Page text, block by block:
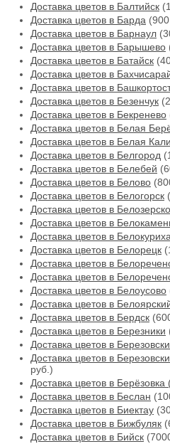
Доставка цветов в Балтийск
Доставка цветов в Барда
Доставка цветов в Барнаул
Доставка цветов в Барышево
Доставка цветов в Батайск
Доставка цветов в
Доставка цветов в
Доставка цветов в Безенчук
Доставка цветов в Бекренево
Доставка цветов в Белая
Доставка цветов в Белая
Доставка цветов в Белгород
Доставка цветов в Белебей
Доставка цветов в Белово
Доставка цветов в Белогорск
Доставка цветов в
Доставка цветов в
Доставка цветов в Белокуриха
Доставка цветов в Белорецк
Доставка цветов в
Доставка цветов в
Доставка цветов в Белоусово
Доставка цветов в
Доставка цветов в Бердск
Доставка цветов в Березники
Доставка цветов в
Доставка цветов в
руб.)
Доставка цветов в
Доставка цветов в Беслан
Доставка цветов в Биектау
Доставка цветов в Бижбуляк
Доставка цветов в Бийск